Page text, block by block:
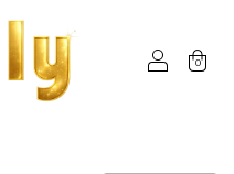
0